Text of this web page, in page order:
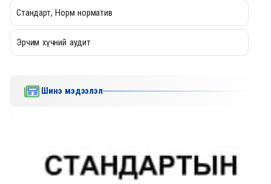
Стандарт, Норм норматив
Эрчим хүчний аудит
Шинэ мэдээлэл